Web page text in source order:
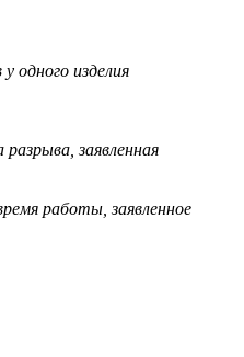
одного изделия
заявленная
работы, заявленное